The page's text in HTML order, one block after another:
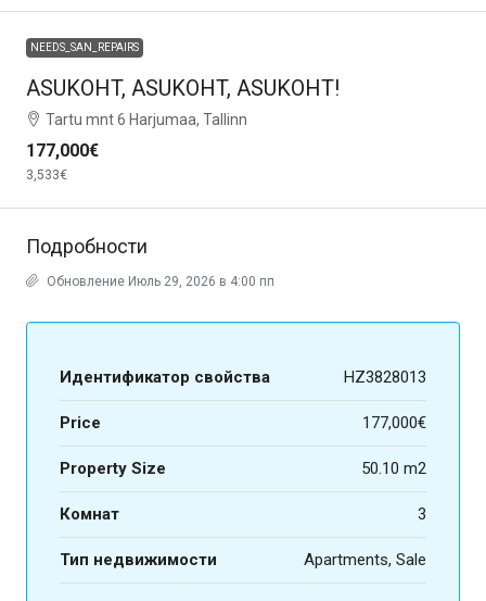
NEEDS_SAN_REPAIRS
ASUKOHT, ASUKOHT, ASUKOHT!
Tartu mnt 6 Harjumaa, Tallinn
177,000€
3,533€
Подробности
Обновление Июль 29, 2026 в 4:00 пп
Идентификатор свойства HZ3828013
Price 177,000€
Property Size 50.10 m2
Комнат 3
Тип недвижимости Apartments, Sale